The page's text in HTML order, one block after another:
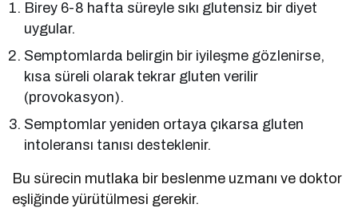
Birey 6-8 hafta süreyle sıkı glutensiz bir diyet
uygular.
Semptomlarda belirgin bir iyileşme gözlenirse,
kısa süreli olarak tekrar gluten verilir
(provokasyon).
Semptomlar yeniden ortaya çıkarsa gluten
intoleransı tanısı desteklenir.
Bu sürecin mutlaka bir beslenme uzmanı ve doktor
eşliğinde yürütülmesi gerekir.